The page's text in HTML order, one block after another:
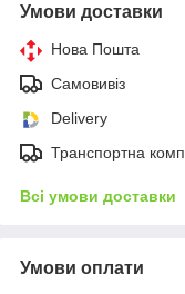
Умови доставки
Нова Пошта
Самовивіз
Delivery
Транспортна
Всі умови доставки
Умови оплати